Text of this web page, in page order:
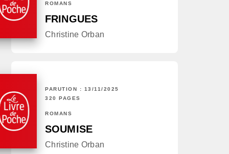
ROMANS
FRINGUES
Christine Orban
PARUTION : 13/11/2025
320 PAGES
ROMANS
SOUMISE
Christine Orban